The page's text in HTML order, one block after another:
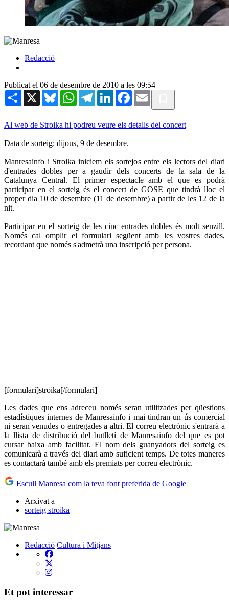
Redacció
Publicat el 06 de desembre de 2010 a les 09:54
Share X BlueskyWhatsAppTelegramLinkedInFacebook
Email
Al web de Stroika hi podreu veure els detalls del concert
Data de sorteig: dijous, 9 de desembre.
Manresainfo i Stroika iniciem els sortejos entre els lectors del diari
d'entrades dobles per a gaudir dels concerts de la sala de la
Catalunya Central. El primer espectacle amb el que es podrà
participar en el sorteig és el concert de GOSE que tindrà lloc el
proper dia 10 de desembre (11 de desembre) a partir de les 12 de la
nit.
Participar en el sorteig de les cinc entrades dobles és molt senzill.
Només cal omplir el formulari següent amb les vostres dades,
recordant que només s'admetrà una inscripció per persona.
[formulari]stroika[/formulari]
Les dades que ens adreceu només seran utilitzades per qüestions
estadístiques internes de Manresainfo i mai tindran un ús comercial
ni seran venudes o entregades a altri. El correu electrònic s'entrarà a
la llista de distribució del butlletí de Manresainfo del que es pot
cursar baixa amb facilitat. El nom dels guanyadors del sorteig es
comunicarà a través del diari amb suficient temps. De totes maneres
es contactarà també amb els premiats per correu electrònic.
Escull Manresa com la teva font preferida de Google
Arxivat a
sorteig stroika
Redacció Cultura i Mitjans
Et pot interessar